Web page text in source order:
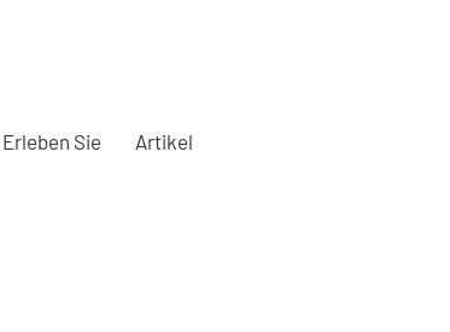
Erleben Sie Artikel